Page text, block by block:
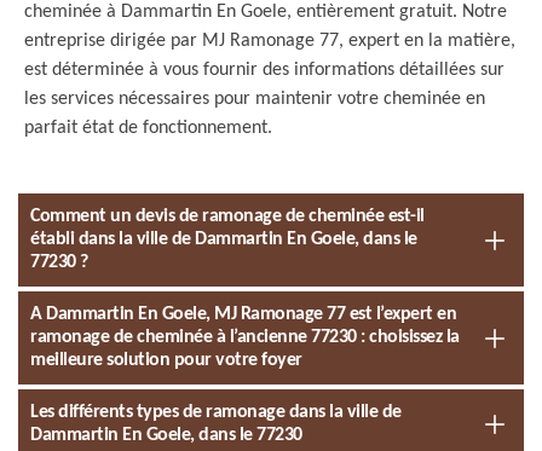
cheminée à Dammartin En Goele, entièrement gratuit. Notre
entreprise dirigée par MJ Ramonage 77, expert en la matière,
est déterminée à vous fournir des informations détaillées sur
les services nécessaires pour maintenir votre cheminée en
parfait état de fonctionnement.
Comment un devis de ramonage de cheminée est-il
établi dans la ville de Dammartin En Goele, dans le
77230 ?
A Dammartin En Goele, MJ Ramonage 77 est l’expert en
ramonage de cheminée à l’ancienne 77230 : choisissez la
meilleure solution pour votre foyer
Les différents types de ramonage dans la ville de
Dammartin En Goele, dans le 77230